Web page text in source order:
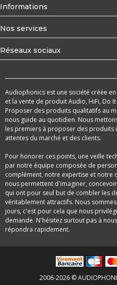
Informations
Nos services
Réseaux sociaux
Audiophonics est une société créée
et la vente de produit Audio, HiFi, Do
Proposer des produits qualitatifs au
nous guide au quotidien. Nous
les premiers à proposer des produits
attentes du marché et des clients.
Pour honorer ces points, une veille
par notre équipe composée de
complément, notre expertise et notre
nous permettent d'imaginer,
qui ont pour seul but de combler les
véritablement attractifs. Nous
jours, c'est pour cela que nous
demande. N'hésitez surtout pas à
répondra rapidement.
2006-2026 ©